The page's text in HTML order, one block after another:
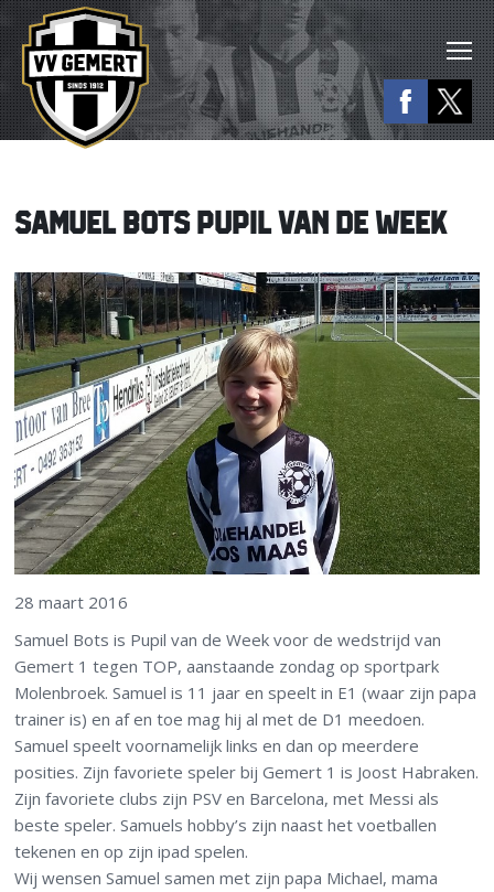
SAMUEL BOTS PUPIL VAN DE WEEK
28 maart 2016
Samuel Bots is Pupil van de Week voor de wedstrijd van
Gemert 1 tegen TOP, aanstaande zondag op sportpark
Molenbroek. Samuel is 11 jaar en speelt in E1 (waar zijn papa
trainer is) en af en toe mag hij al met de D1 meedoen.
Samuel speelt voornamelijk links en dan op meerdere
posities. Zijn favoriete speler bij Gemert 1 is Joost Habraken.
Zijn favoriete clubs zijn PSV en Barcelona, met Messi als
beste speler. Samuels hobby’s zijn naast het voetballen
tekenen en op zijn ipad spelen.
Wij wensen Samuel samen met zijn papa Michael, mama